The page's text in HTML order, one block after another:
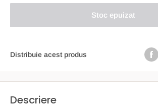
Stoc epuizat
Distribuie acest produs
Descriere